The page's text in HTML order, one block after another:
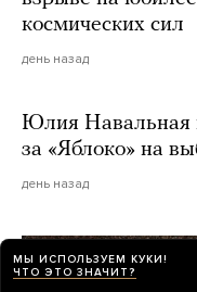
космических сил
день назад
Юлия Навальная
за «Яблоко» на
день назад
МЫ ИСПОЛЬЗУЕМ КУКИ!
ЧТО ЭТО ЗНАЧИТ?